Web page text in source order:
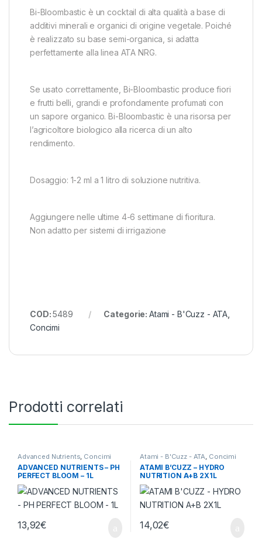
Bi-Bloombastic è un cocktail di alta qualità a base di
additivi minerali e organici di origine vegetale. Poiché
è realizzato su base semi-organica, si adatta
perfettamente alla linea ATA NRG.
Se usato correttamente, Bi-Bloombastic produce fiori
e frutti belli, grandi e profondamente profumati con
un sapore organico. Bi-Bloombastic è una risorsa per
l’agricoltore biologico alla ricerca di un alto
rendimento.
Dosaggio: 1-2 ml a 1 litro di soluzione nutritiva.
Aggiungere nelle ultime 4-6 settimane di fioritura.
Non adatto per sistemi di irrigazione
COD:5489 Categorie: Atami - B'Cuzz - ATA
Concimi
Prodotti correlati
Advanced Nutrients, Concimi
ADVANCED NUTRIENTS – PH
PERFECT BLOOM – 1L
13,92€
Atami - B'Cuzz - ATA, Concimi
ATAMI B’CUZZ – HYDRO
NUTRITION A+B 2X1L
14,02€